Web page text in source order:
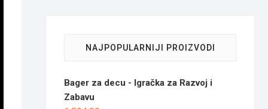
NAJPOPULARNIJI PROIZVODI
Bager za decu - Igračka za Razvoj i
Zabavu